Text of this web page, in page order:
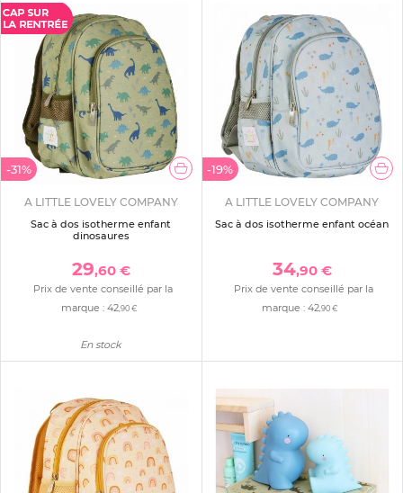
-31%
A LITTLE LOVELY COMPANY
Sac à dos isotherme enfant
dinosaures
29,60 €
Prix de vente conseillé par la
marque : 42,90 €
En stock
-19%
A LITTLE LOVELY COMPANY
Sac à dos isotherme enfant océan
34,90 €
Prix de vente conseillé par la
marque :42,90 €